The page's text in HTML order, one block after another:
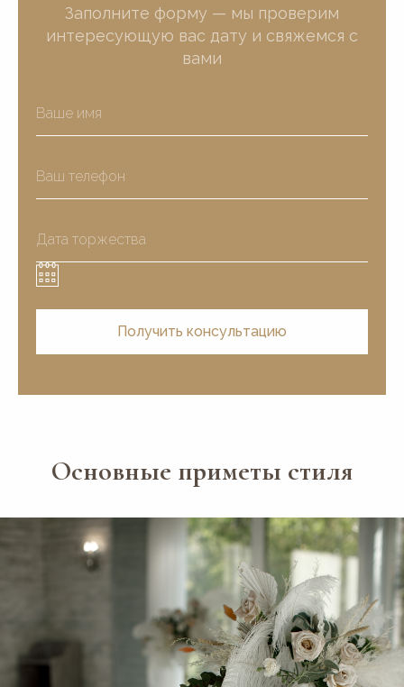
Заполните форму — мы проверим
интересующую вас дату и свяжемся с
вами
Получить консультацию
Основные приметы стиля